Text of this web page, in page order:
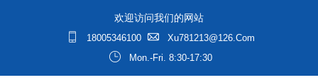
欢迎访问我们的网站
18005346100
Xu781213@126.com
Mon.-Fri. 8:30-17:30